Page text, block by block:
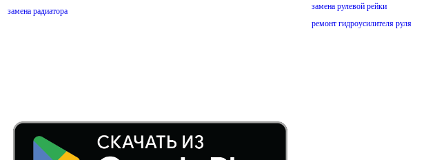
замена радиатора
замена рулевой рейки
ремонт гидроусилителя руля